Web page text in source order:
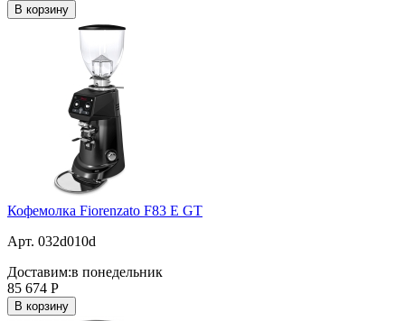
В корзину
Кофемолка Fiorenzato F83 E GT
Арт. 032d010d
Доставим:в понедельник
85 674 Р
В корзину